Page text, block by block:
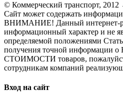
© Коммерческий транспорт,
Сайт может содержать
ВНИМАНИЕ! Данный интернет-
информационный характер и не
определяемой положениями
получения точной информации
СТОИМОСТИ товаров,
сотрудникам компаний
Вход на сайт